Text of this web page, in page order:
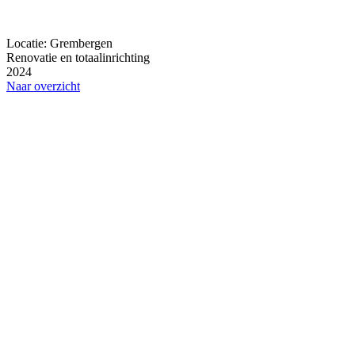
Locatie: Grembergen
Renovatie en totaalinrichting
2024
Naar overzicht